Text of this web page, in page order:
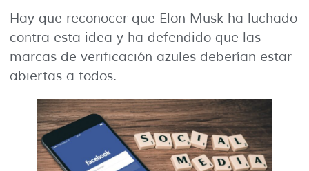
Hay que reconocer que Elon Musk ha luchado
contra esta idea y ha defendido que las
marcas de verificación azules deberían estar
abiertas a todos.